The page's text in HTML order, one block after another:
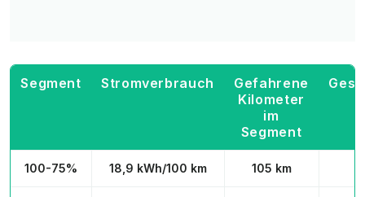
Segment Stromverbrauch
Gefahrene
Kilometer
im
Segment
100-75% 18,9 kWh/100 km 105 km